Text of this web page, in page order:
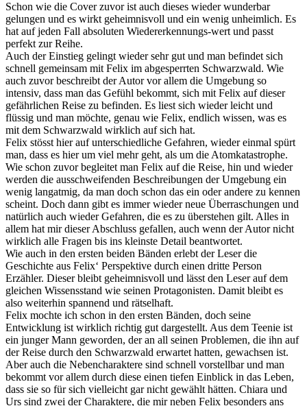
Schon wie die Cover zuvor ist auch dieses wieder wunderbar
gelungen und es wirkt geheimnisvoll und ein wenig unheimlich. Es
hat auf jeden Fall absoluten Wiedererkennungs-wert und passt
perfekt zur Reihe.
Auch der Einstieg gelingt wieder sehr gut und man befindet sich
schnell gemeinsam mit Felix im abgesperrten Schwarzwald. Wie
auch zuvor beschreibt der Autor vor allem die Umgebung so
intensiv, dass man das Gefühl bekommt, sich mit Felix auf dieser
gefährlichen Reise zu befinden. Es liest sich wieder leicht und
flüssig und man möchte, genau wie Felix, endlich wissen, was es
mit dem Schwarzwald wirklich auf sich hat.
Felix stösst hier auf unterschiedliche Gefahren, wieder einmal spürt
man, dass es hier um viel mehr geht, als um die Atomkatastrophe.
Wie schon zuvor begleitet man Felix auf die Reise, hin und wieder
werden die ausschweifenden Beschreibungen der Umgebung ein
wenig langatmig, da man doch schon das ein oder andere zu kennen
scheint. Doch dann gibt es immer wieder neue Überraschungen und
natürlich auch wieder Gefahren, die es zu überstehen gilt. Alles in
allem hat mir dieser Abschluss gefallen, auch wenn der Autor nicht
wirklich alle Fragen bis ins kleinste Detail beantwortet.
Wie auch in den ersten beiden Bänden erlebt der Leser die
Geschichte aus Felix‘ Perspektive durch einen dritte Person
Erzähler. Dieser bleibt geheimnisvoll und lässt den Leser auf dem
gleichen Wissensstand wie seinen Protagonisten. Damit bleibt es
also weiterhin spannend und rätselhaft.
Felix mochte ich schon in den ersten Bänden, doch seine
Entwicklung ist wirklich richtig gut dargestellt. Aus dem Teenie ist
ein junger Mann geworden, der an all seinen Problemen, die ihn auf
der Reise durch den Schwarzwald erwartet hatten, gewachsen ist.
Aber auch die Nebencharaktere sind schnell vorstellbar und man
bekommt vor allem durch diese einen tiefen Einblick in das Leben,
dass sie so für sich vielleicht gar nicht gewählt hätten. Chiara und
Urs sind zwei der Charaktere, die mir neben Felix besonders ans